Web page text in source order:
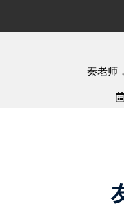
孟老师